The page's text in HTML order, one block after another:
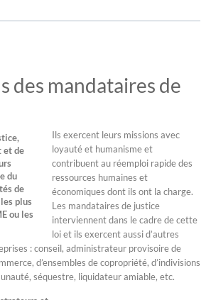
des mandataires de
et de
du
de
plus
ou les
Ils exercent leurs missions avec
loyauté et humanisme et
contribuent au réemploi rapide des
ressources humaines et
économiques dont ils ont la charge.
Les mandataires de justice
interviennent dans le cadre de cette
loi et ils exercent aussi d’autres
: conseil, administrateur provisoire de
d’ensembles de copropriété, d’indivisions
séquestre, liquidateur amiable, etc.